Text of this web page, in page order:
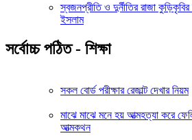
স্বজনপ্রীতি ও দুর্নীতির রাজা
ইসলাম
সর্বোচ্চ পঠিত - শিক্ষা
সকল বোর্ড পরীক্ষার রেজাল্ট দেখার নিয়ম
মাঝে মাঝে মনে হয় আত্মহত্যা করে
আত্মকথন